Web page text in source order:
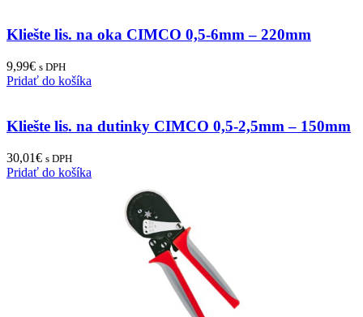
Kliešte lis. na oka CIMCO 0,5-6mm – 220mm
9,99€ s DPH
Pridať do košíka
Kliešte lis. na dutinky CIMCO 0,5-2,5mm – 150mm
30,01€ s DPH
Pridať do košíka